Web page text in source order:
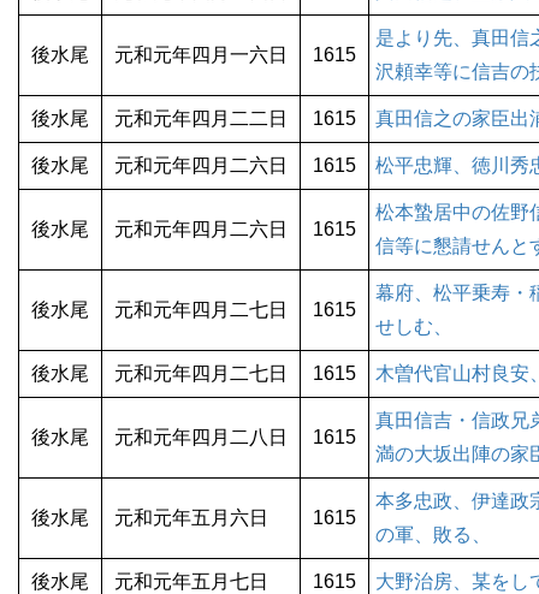
後水尾 元和元年四月一六日 1615
是より先、真田信
沢頼幸等に信吉の
後水尾 元和元年四月二二日 1615 真田信之の家臣出
後水尾 元和元年四月二六日 1615 松平忠輝、徳川秀
後水尾 元和元年四月二六日 1615
松本蟄居中の佐野
信等に懇請せんと
後水尾 元和元年四月二七日 1615
幕府、松平乗寿・
せしむ、
後水尾 元和元年四月二七日 1615 木曽代官山村良安
後水尾 元和元年四月二八日 1615
真田信吉・信政
満の大坂出陣の家
後水尾 元和元年五月六日 1615
本多忠政、伊達政
の軍、敗る、
後水尾 元和元年五月七日 1615 大野治房、某をし